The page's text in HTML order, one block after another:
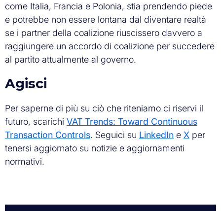
come Italia, Francia e Polonia, stia prendendo piede
e potrebbe non essere lontana dal diventare realtà
se i partner della coalizione riuscissero davvero a
raggiungere un accordo di coalizione per succedere
al partito attualmente al governo.
Agisci
Per saperne di più su ciò che riteniamo ci riservi il
futuro, scarichi VAT Trends: Toward Continuous
Transaction Controls. Seguici su LinkedIn e X per
tenersi aggiornato su notizie e aggiornamenti
normativi.